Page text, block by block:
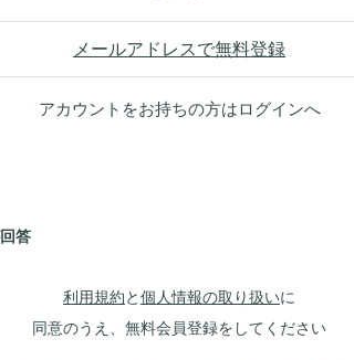
メールアドレスで無料登録
アカウントをお持ちの方はログインへ
答
利用規約と個人情報の取り扱いに
同意のうえ、無料会員登録をしてください